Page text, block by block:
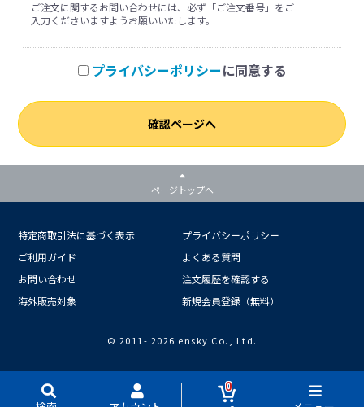
ご注文に関するお問い合わせには、必ず「ご注文番号」をご
入力くださいますようお願いいたします。
プライバシーポリシーに同意する
確認ページへ
0
ページトップへ
特定商取引法に基づく表示
プライバシーポリシー
ご利用ガイド
よくある質問
お問い合わせ
注文履歴を確認する
海外販売対象
新規会員登録（無料）
© 2011- 2026 ensky Co., Ltd.